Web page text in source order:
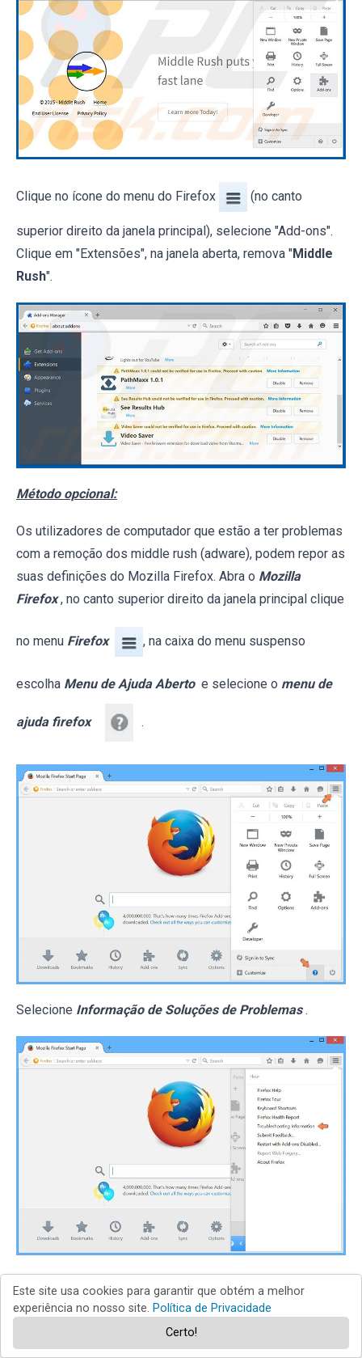
Clique no ícone do menu do Firefox (no canto
superior direito da janela principal), selecione "Add-ons".
Clique em "Extensões", na janela aberta, remova "Middle
Rush".
Método opcional:
Os utilizadores de computador que estão a ter problemas
com a remoção dos middle rush (adware), podem repor as
suas definições do Mozilla Firefox. Abra o Mozilla
Firefox , no canto superior direito da janela principal clique
no menu Firefox , na caixa do menu suspenso
escolha Menu de Ajuda Aberto e selecione o menu de
ajuda firefox .
Selecione Informação de Soluções de Problemas .
Este site usa cookies para garantir que obtém a melhor
experiência no nosso site. Política de Privacidade
Certo!